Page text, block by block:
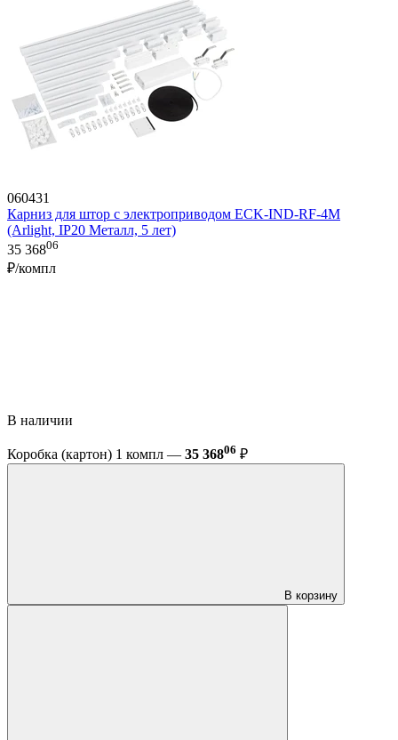
060431
Карниз для штор с электроприводом ECK-IND-RF-4M
(Arlight, IP20 Металл, 5 лет)
35 36806
₽/компл
В наличии
Коробка (картон) 1 компл — 35 36806 ₽
В корзину